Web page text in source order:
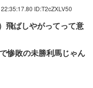
ID:T2cZXLV50
飛ばしやがってって意
惨敗の未勝利馬じゃん